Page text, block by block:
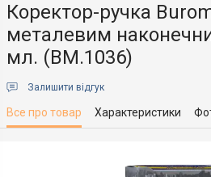
Коректор-ручка
металевим
мл. (BM.1036)
Залишити відгук
Все про товар Характеристики